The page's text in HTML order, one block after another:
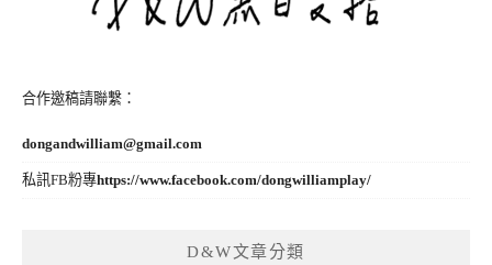
合作邀稿請聯繫：
dongandwilliam@gmail.com
私訊FB粉專https://www.facebook.com/dongwilliamplay/
D&W文章分類